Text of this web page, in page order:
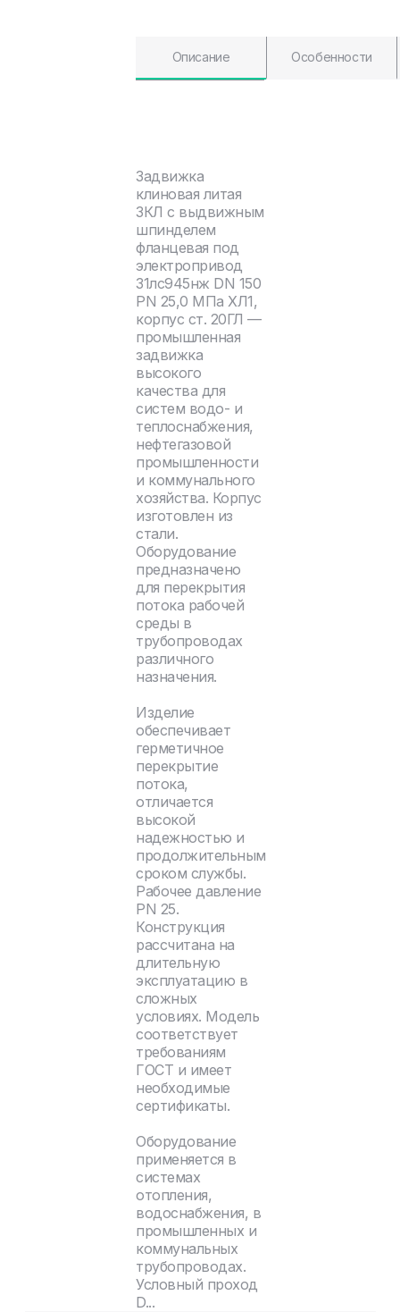
Описание Особенности
Задвижка
клиновая литая
ЗКЛ с выдвижным
шпинделем
фланцевая под
электропривод
31лс945нж DN 150
PN 25,0 МПа ХЛ1,
корпус ст. 20ГЛ —
промышленная
задвижка
высокого
качества для
систем водо- и
теплоснабжения,
нефтегазовой
промышленности
и коммунального
хозяйства. Корпус
изготовлен из
стали.
Оборудование
предназначено
для перекрытия
потока рабочей
среды в
трубопроводах
различного
назначения.
Изделие
обеспечивает
герметичное
перекрытие
потока,
отличается
высокой
надежностью и
продолжительным
сроком службы.
Рабочее давление
PN 25.
Конструкция
рассчитана на
длительную
эксплуатацию в
сложных
условиях. Модель
соответствует
требованиям
ГОСТ и имеет
необходимые
сертификаты.
Оборудование
применяется в
системах
отопления,
водоснабжения, в
промышленных и
коммунальных
трубопроводах.
Условный проход
D...